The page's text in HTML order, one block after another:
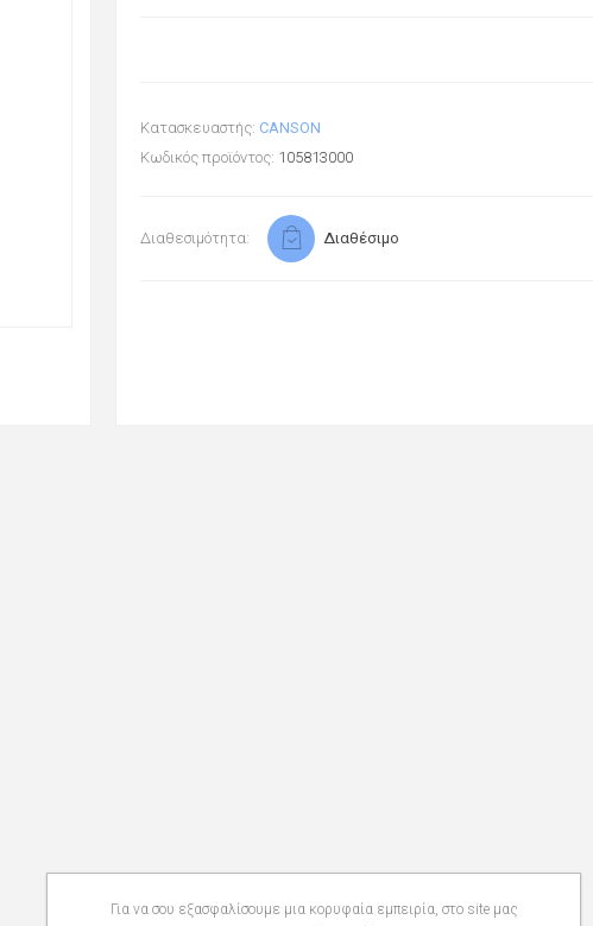
Κατασκευαστής: CANSON
Κωδικός προϊόντος: 105813000
Διαθεσιμότητα: Διαθέσιμο
Για να σου εξασφαλίσουμε μια κορυφαία εμπειρία, στο site μας